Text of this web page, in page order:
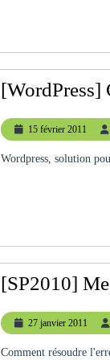
[WordPress]
15 février 2011
15
Wordpress, solution
[SP2010]
27 janvier 2011
27
Comment résoudre l'erreur 'Moss Ma Not Found' dans Sharepoint. How to resolve error 'My Moss Not Found' with